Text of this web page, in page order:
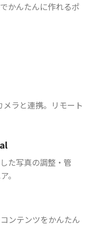
かんたんに作れるポ
ラと連携。リモート
た写真の調整・管
。
ンテンツをかんたん